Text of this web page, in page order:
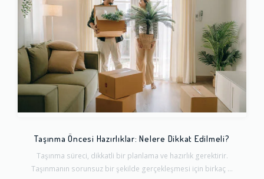
Taşınma Öncesi Hazırlıklar: Nelere Dikkat Edilmeli?
Taşınma süreci, dikkatli bir planlama ve hazırlık gerektirir.
Taşınmanın sorunsuz bir şekilde gerçekleşmesi için birkaç ...